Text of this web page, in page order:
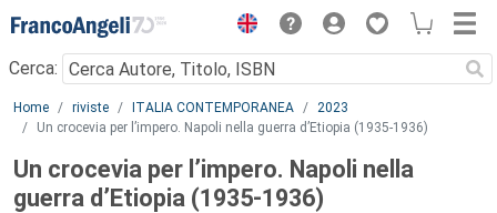
Menu
Cerca:
Main content
Home riviste ITALIA CONTEMPORANEA
2023
Un crocevia per l’impero. Napoli nella guerra d’Etiopia (1935-1936)
Un crocevia per l’impero. Napoli nella
guerra d’Etiopia (1935-1936)